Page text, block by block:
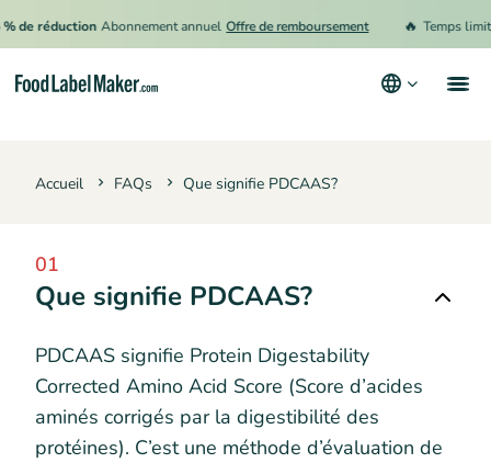
de réduction Abonnement annuel Offre de remboursement 🔥 Temps
Accueil FAQs Que signifie PDCAAS?
01
Que signifie PDCAAS?
PDCAAS signifie Protein Digestability
Corrected Amino Acid Score (Score d’acides
aminés corrigés par la digestibilité des
protéines). C’est une méthode d’évaluation de
Engager un expert
Conditions générales d’utilisation
Politique de confidentialité